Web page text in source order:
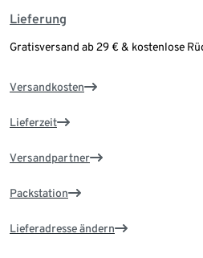
Lieferung
Gratisversand ab 29 € & kostenlose
Versandkosten
Lieferzeit
Versandpartner
Packstation
Lieferadresse ändern